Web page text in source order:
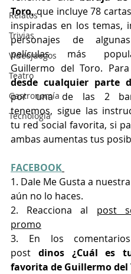
Relatos
Trivias
Videojuegos
Teatro
Gastronomía
Tecnología
Toro,
inspiradas en los temas,
personajes de
películas más
Guillermo del Toro
desde cualquier parte
por una de las 2
tenemos, sigue las
tu red social favorita, si
ambas aumentas tus
FACEBOOK
1. Dale Me Gusta a
aún no lo haces.
2. Reacciona al post
promo
3. En los
post dinos ¿Cuál es
favorita de Guillermo del